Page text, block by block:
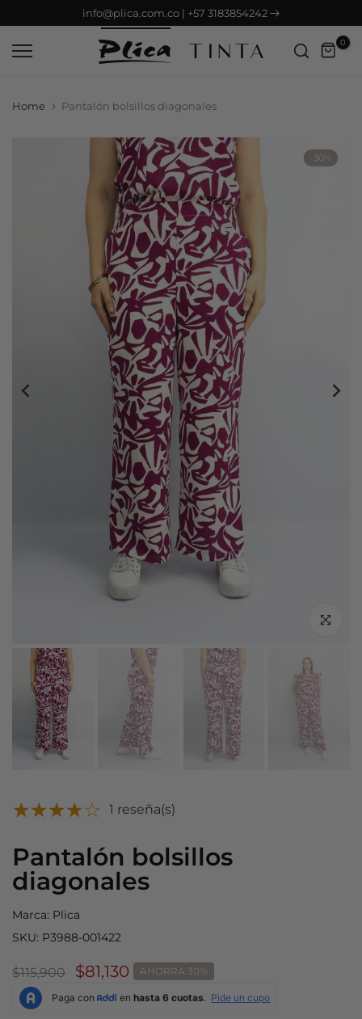
Envío GRATIS desde $150.000
0
Home Pantalón bolsillos diagonales
-30%
Click
1 reseña(s)
Pantalón bolsillos
diagonales
Marca: Plica
SKU: P3988-001422
$115,900 $81,130 AHORRA 30%